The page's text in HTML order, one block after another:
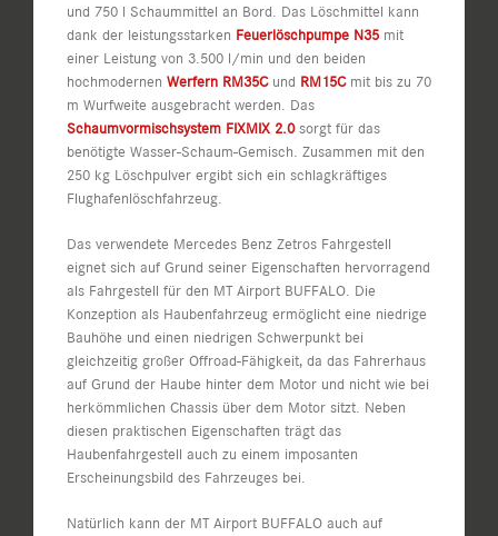
und 750 l Schaummittel an Bord. Das Löschmittel kann
dank der leistungsstarken Feuerlöschpumpe N35 mit
einer Leistung von 3.500 l/min und den beiden
hochmodernen Werfern RM35Cund RM15Cmit bis zu 70
m Wurfweite ausgebracht werden. Das
Schaumvormischsystem FIXMIX 2.0sorgt für das
benötigte Wasser-Schaum-Gemisch. Zusammen mit den
250 kg Löschpulver ergibt sich ein schlagkräftiges
Flughafenlöschfahrzeug.
Das verwendete Mercedes Benz Zetros Fahrgestell
eignet sich auf Grund seiner Eigenschaften hervorragend
als Fahrgestell für den MT Airport BUFFALO. Die
Konzeption als Haubenfahrzeug ermöglicht eine niedrige
Bauhöhe und einen niedrigen Schwerpunkt bei
gleichzeitig großer Offroad-Fähigkeit, da das Fahrerhaus
auf Grund der Haube hinter dem Motor und nicht wie bei
herkömmlichen Chassis über dem Motor sitzt. Neben
diesen praktischen Eigenschaften trägt das
Haubenfahrgestell auch zu einem imposanten
Erscheinungsbild des Fahrzeuges bei.
Natürlich kann der MT Airport BUFFALO auch auf